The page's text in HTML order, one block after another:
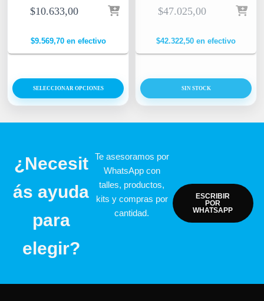
$47.025,00
$42.322,50 en efectivo
SIN STOCK
$10.633,00
$9.569,70en efectivo
SELECCIONAR OPCIONES
¿Necesit
ás ayuda
para
elegir?
Te asesoramos por
WhatsApp con
talles, productos,
kits y compras por
cantidad.
ESCRIBIR
POR
WHATSAPP